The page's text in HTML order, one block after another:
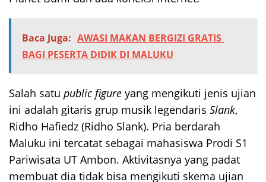
Baca Juga: AWASI MAKAN BERGIZI GRATIS
BAGI PESERTA DIDIK DI MALUKU
Salah satu public figure yang mengikuti jenis ujian
ini adalah gitaris grup musik legendaris Slank,
Ridho Hafiedz (Ridho Slank). Pria berdarah
Maluku ini tercatat sebagai mahasiswa Prodi S1
Pariwisata UT Ambon. Aktivitasnya yang padat
membuat dia tidak bisa mengikuti skema ujian